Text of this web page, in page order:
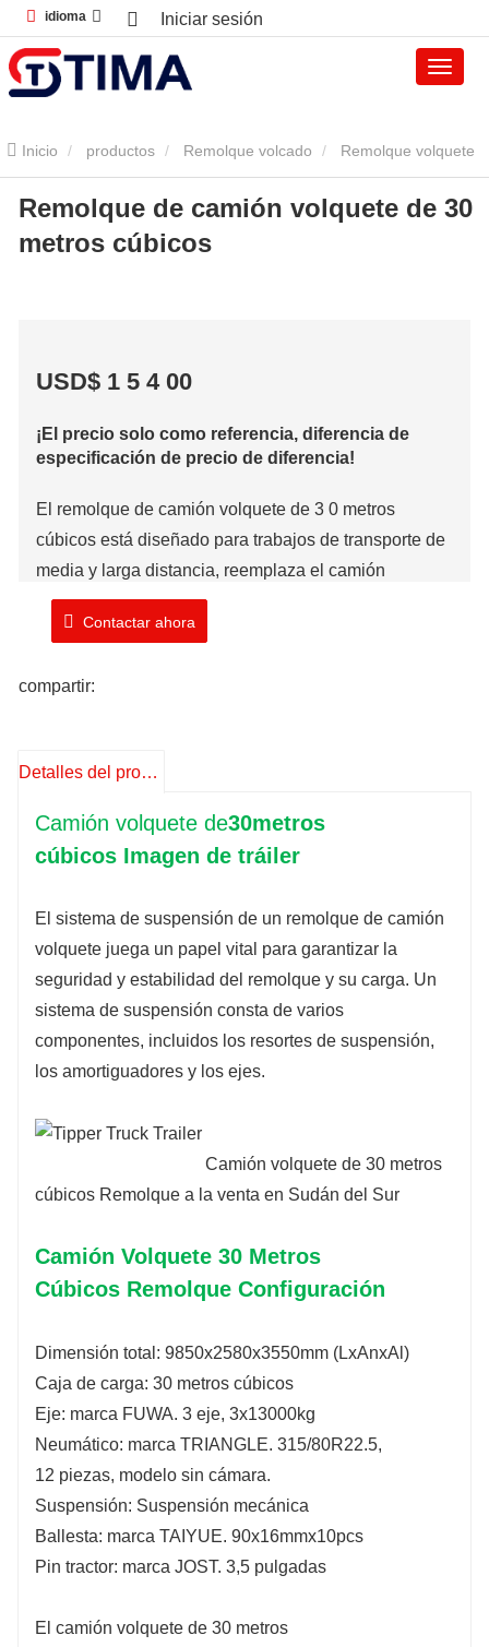
idioma Iniciar sesión
Inicio productos Remolque volcado Remolque volquete
Remolque de camión volquete de 30 metros cúbicos
Remolque de camión volquete de 30
metros cúbicos
USD$ 1 5 4 00
¡El precio solo como referencia, diferencia de
especificación de precio de diferencia!
El remolque de camión volquete de 3 0 metros
cúbicos está diseñado para trabajos de transporte de
media y larga distancia, reemplaza el camión
volquete de 12 ruedas y mejora la eficiencia del
transporte .
Marca: TIMA
Tiempo de envío: 20-25 días laborables
Contactar ahora
compartir:
Detalles del producto
Camión volquete de30metros
cúbicos Imagen de tráiler
El sistema de suspensión de un remolque de camión
volquete juega un papel vital para garantizar la
seguridad y estabilidad del remolque y su carga. Un
sistema de suspensión consta de varios
componentes, incluidos los resortes de suspensión,
los amortiguadores y los ejes.
Camión volquete de 30 metros
cúbicos Remolque a la venta en Sudán del Sur
Camión Volquete 30 Metros
Cúbicos Remolque Configuración
Dimensión total: 9850x2580x3550mm (LxAnxAl)
Caja de carga: 30 metros cúbicos
Eje: marca FUWA. 3 eje, 3x13000kg
Neumático: marca TRIANGLE. 315/80R22.5,
12 piezas, modelo sin cámara.
Suspensión: Suspensión mecánica
Ballesta: marca TAIYUE. 90x16mmx10pcs
Pin tractor: marca JOST. 3,5 pulgadas
El camión volquete de 30 metros